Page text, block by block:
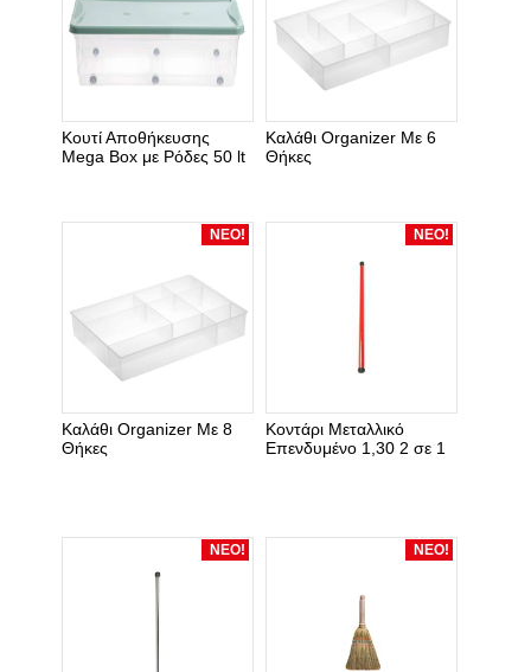
Κουτί Αποθήκευσης
Mega Box με Ρόδες 50 lt
Καλάθι Organizer Με 6
Θήκες
ΝΕΟ!
Καλάθι Organizer Με 8
Θήκες
ΝΕΟ!
Κοντάρι Μεταλλικό
Επενδυμένο 1,30 2 σε 1
ΝΕΟ! ΝΕΟ!